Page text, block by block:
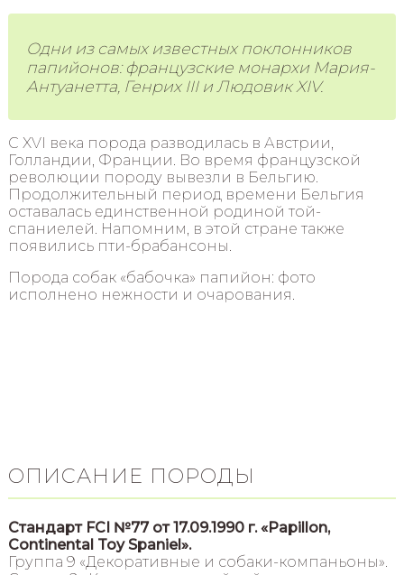
Одни из самых известных поклонников
папийонов: французские монархи Мария-
Антуанетта, Генрих III и Людовик XIV.
С XVI века порода разводилась в Австрии,
Голландии, Франции. Во время французской
революции породу вывезли в Бельгию.
Продолжительный период времени Бельгия
оставалась единственной родиной той-
спаниелей. Напомним, в этой стране также
появились пти-брабансоны.
Порода собак «бабочка» папийон: фото
исполнено нежности и очарования.
ОПИСАНИЕ ПОРОДЫ
Стандарт FCI №77 от 17.09.1990 г. «Papillon,
Continental Toy Spaniel».
Группа 9 «Декоративные и собаки-компаньоны».